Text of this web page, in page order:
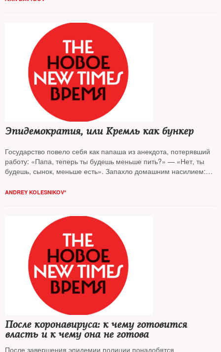
Эпидемократия, или Кремль как бункер
Государство повело себя как папаша из анекдота, потерявший
работу: «Папа, теперь ты будешь меньше пить?» — «Нет, ты
будешь, сынок, меньше есть». Запахло домашним насилием:
Андрей Колесников
ANDREY KOLESNIKOV*
После коронавируса: к чему готовится
власть и к чему она не готова
После завершения эпидемии полиции понадобятся